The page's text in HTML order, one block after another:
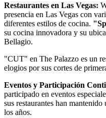
Restaurantes en Las Vegas:
presencia en Las Vegas con
diferentes estilos de cocina.
su cocina innovadora y su
Bellagio.
"CUT" en The Palazzo es un
elogios por sus cortes de
Eventos y Participación
participado en eventos
sus restaurantes han
los años.